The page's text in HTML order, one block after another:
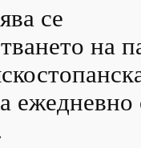
се
на
ежедневно